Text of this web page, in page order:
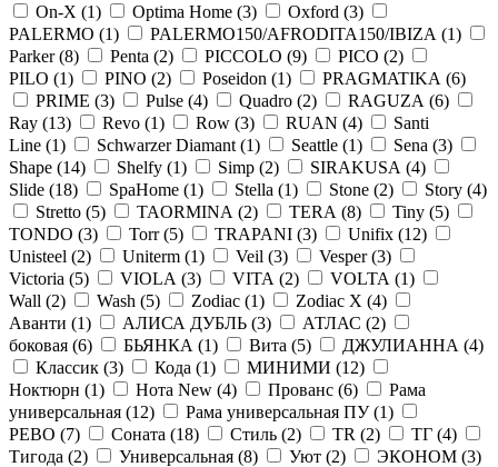
On-X (1) Optima Home (3) Oxford (3)
PALERMO (1) PALERMO150/AFRODITA150/IBIZA (1)
Parker (8) Penta (2) PICCOLO (9) PICO (2)
PILO (1) PINO (2) Poseidon (1) PRAGMATIKA (6)
PRIME (3) Pulse (4) Quadro (2) RAGUZA (6)
Ray (13) Revo (1) Row (3) RUAN (4)
Santi
Line (1) Schwarzer Diamant (1) Seattle (1) Sena (3)
Shape (14) Shelfy (1) Simp (2) SIRAKUSA (4)
Slide (18) SpaHome (1) Stella (1) Stone (2) Story (4)
Stretto (5) TAORMINA (2) TERA (8) Tiny (5)
TONDO (3) Torr (5) TRAPANI (3) Unifix (12)
Unisteel (2) Uniterm (1) Veil (3) Vesper (3)
Victoria (5) VIOLA (3) VITA (2) VOLTA (1)
Wall (2) Wash (5) Zodiac (1) Zodiac X (4)
Аванти (1) АЛИСА ДУБЛЬ (3) АТЛАС (2)
боковая (6) БЬЯНКА (1) Вита (5) ДЖУЛИАННА (4)
Классик (3) Кода (1) МИНИМИ (12)
Ноктюрн (1) Нота New (4) Прованс (6)
Рама
универсальная (12) Рама универсальная ПУ (1)
РЕВО (7) Соната (18) Стиль (2) ТR (2) ТГ (4)
Тигода (2) Универсальная (8) Уют (2) ЭКОНОМ (3)